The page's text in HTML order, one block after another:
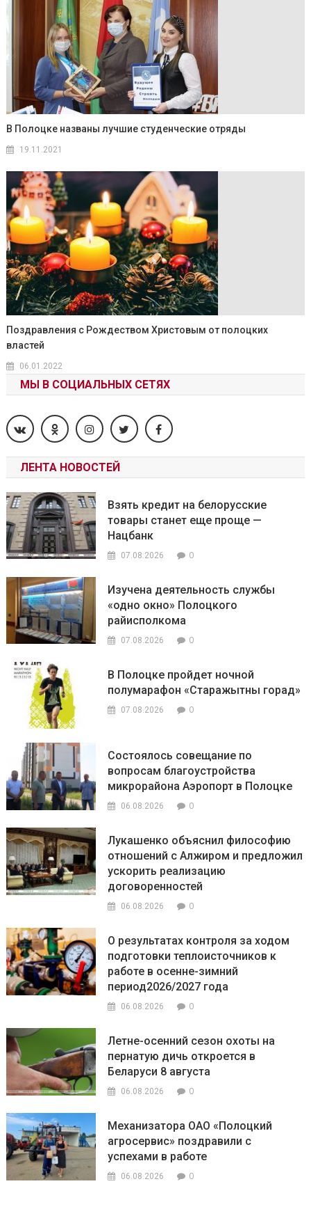
В Полоцке названы лучшие студенческие отряды
19.11.2021
Поздравления с Рождеством Христовым от полоцких
властей
06.01.2022
МЫ В СОЦИАЛЬНЫХ СЕТЯХ
ЛЕНТА НОВОСТЕЙ
Взять кредит на белорусские
товары станет еще проще —
Нацбанк
07.08.2026 0
Изучена деятельность службы
«одно окно» Полоцкого
райисполкома
07.08.2026 0
В Полоцке пройдет ночной
полумарафон «Старажытны горад»
07.08.2026 0
Состоялось совещание по
вопросам благоустройства
микрорайона Аэропорт в Полоцке
06.08.2026 0
Лукашенко объяснил философию
отношений с Алжиром и предложил
ускорить реализацию
договоренностей
06.08.2026 0
О результатах контроля за ходом
подготовки теплоисточников к
работе в осенне-зимний
период2026/2027 года
06.08.2026 0
Летне-осенний сезон охоты на
пернатую дичь откроется в
Беларуси 8 августа
06.08.2026 0
Механизатора ОАО «Полоцкий
агросервис» поздравили с
успехами в работе
06.08.2026 0